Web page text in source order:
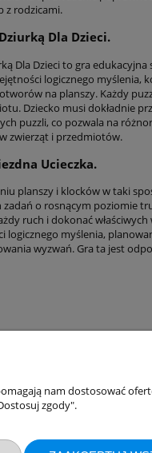
z rodzicami.
Dla Dzieci.
Dla Dzieci to gra
logicznego myślenia,
na planszy. Każdy
Dziecko musi dokładnie
puzzli, co pozwala na
zwierząt i przedmiotów.
Ucieczka.
planszy i klocków w taki
zadań o rosnącym poziomie
ruch i dokonać
logicznego myślenia,
wyzwań. Gra ta jest
nam dostosować
zgody".